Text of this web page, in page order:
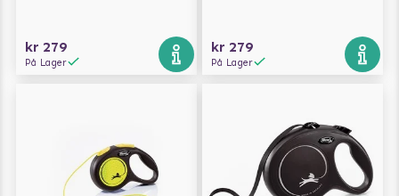
kr 279
På Lager
kr 279
På Lager